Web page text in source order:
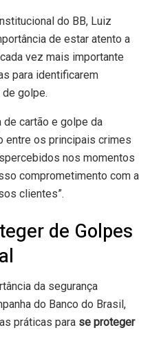
do BB, Luiz
de estar atento a
vez mais importante
para identificarem
golpe.
de cartão e golpe da
entre os principais crimes
nos momentos
comprometimento com a
clientes”.
de Golpes
da segurança
do Banco do Brasil,
práticas para se proteger